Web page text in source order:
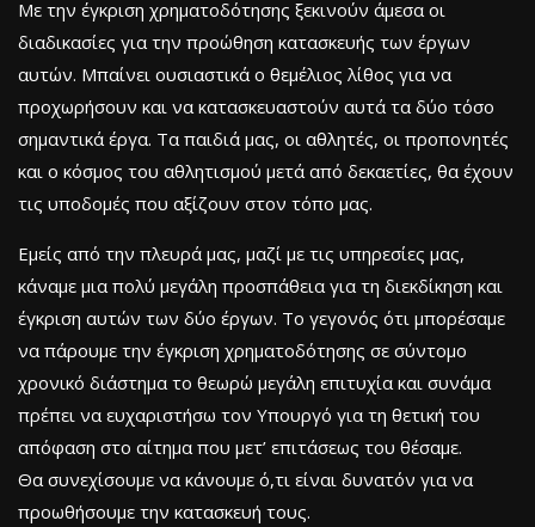
Με την έγκριση χρηματοδότησης ξεκινούν άμεσα οι
διαδικασίες για την προώθηση κατασκευής των έργων
αυτών. Μπαίνει ουσιαστικά ο θεμέλιος λίθος για να
προχωρήσουν και να κατασκευαστούν αυτά τα δύο τόσο
σημαντικά έργα. Τα παιδιά μας, οι αθλητές, οι προπονητές
και ο κόσμος του αθλητισμού μετά από δεκαετίες, θα έχουν
τις υποδομές που αξίζουν στον τόπο μας.
Εμείς από την πλευρά μας, μαζί με τις υπηρεσίες μας,
κάναμε μια πολύ μεγάλη προσπάθεια για τη διεκδίκηση και
έγκριση αυτών των δύο έργων. Το γεγονός ότι μπορέσαμε
να πάρουμε την έγκριση χρηματοδότησης σε σύντομο
χρονικό διάστημα το θεωρώ μεγάλη επιτυχία και συνάμα
πρέπει να ευχαριστήσω τον Υπουργό για τη θετική του
απόφαση στο αίτημα που μετ’ επιτάσεως του θέσαμε.
Θα συνεχίσουμε να κάνουμε ό,τι είναι δυνατόν για να
προωθήσουμε την κατασκευή τους.